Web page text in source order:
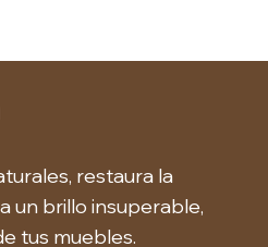
restaura la
un brillo insuperable,
tus muebles.